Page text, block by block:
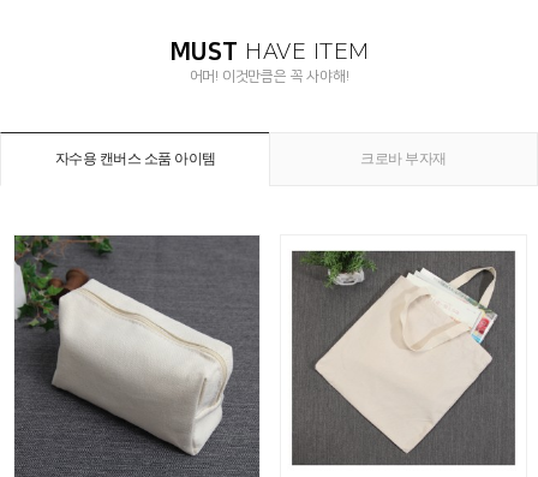
MUST HAVE ITEM
어머! 이것만큼은 꼭 사야해!
자수용 캔버스 소품 아이템 크로바 부자재